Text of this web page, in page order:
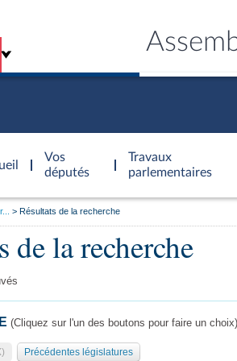
Vos
députés
Travaux
parlementaires
Résultats de la recherche
de la recherche
(Cliquez sur l'un des boutons pour faire un choix)
Précédentes législatures